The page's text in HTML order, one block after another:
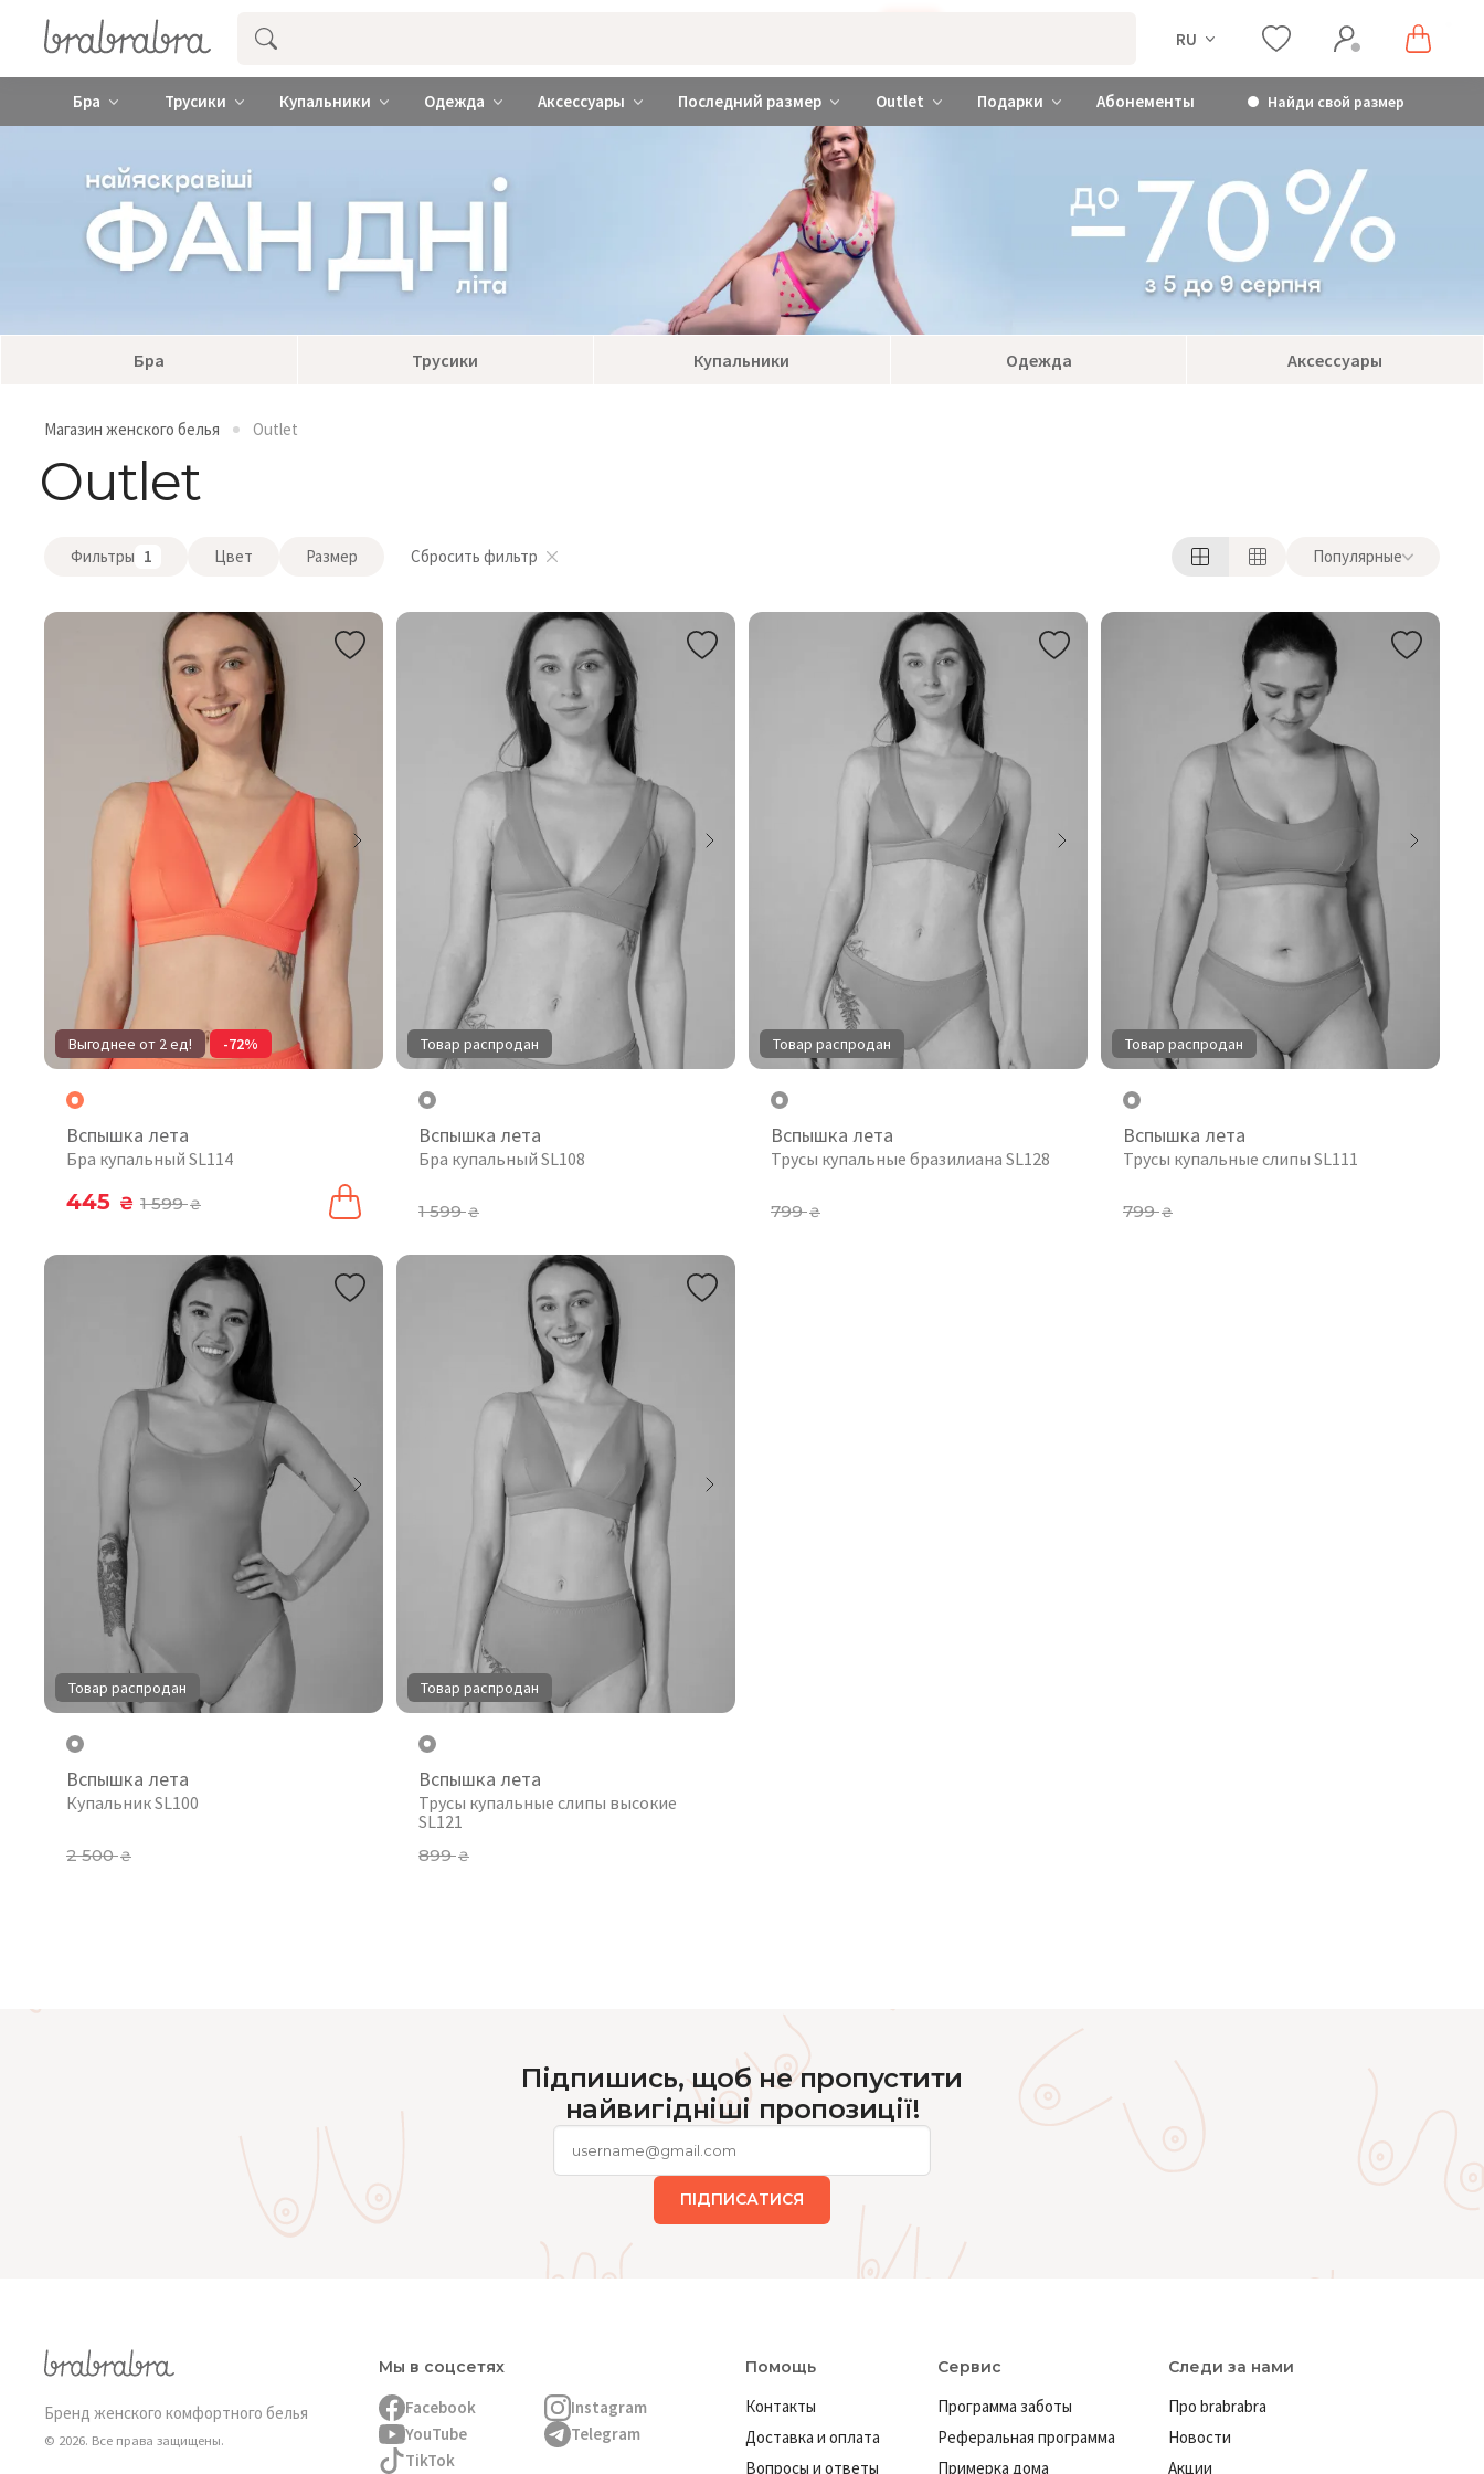
Купить нижнее женское белье ❤️ brabrabra ❤️ Киев и Украина RU
Бра Трусики Купальники Одежда Аксессуары Последний размер Outlet Подарки Абонементы Найди свой размер
Бра Трусики Купальники Одежда Аксессуары
Магазин женского белья Outlet
Outlet
Фильтры 1 Цвет Размер Сбросить фильтр Популярные
Выгоднее от 2 ед! -72%
Вспышка лета
Бра купальный SL114
445 ₴ 1 599₴
Товар распродан
Вспышка лета
Бра купальный SL108
1 599₴
Товар распродан
Вспышка лета
Трусы купальные бразилиана SL128
799₴
Товар распродан
Вспышка лета
Трусы купальные слипы SL111
799₴
Товар распродан
Вспышка лета
Купальник SL100
2 500₴
Товар распродан
Вспышка лета
Трусы купальные слипы высокие
SL121
899₴
Підпишись, щоб не пропустити
найвигідніші пропозиції!
ПІДПИСАТИСЯ
Бренд женского комфортного белья
© 2026. Все права защищены.
Мы в соцсетях
Facebook
Instagram
YouTube
Telegram
TikTok
Помощь
Контакты
Доставка и оплата
Вопросы и ответы
Сервис
Программа заботы
Реферальная программа
Примерка дома
Следи за нами
Про brabrabra
Новости
Акции